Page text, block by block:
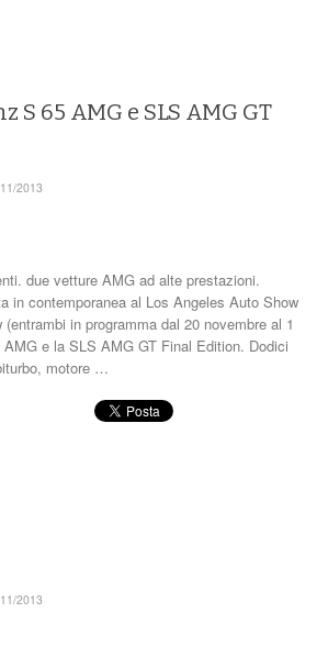
S 65 AMG e SLS AMG GT
2013
due vetture AMG ad alte prestazioni.
in contemporanea al Los Angeles Auto Show
in programma dal 20 novembre al 1
e la SLS AMG GT Final Edition. Dodici
motore …
2013